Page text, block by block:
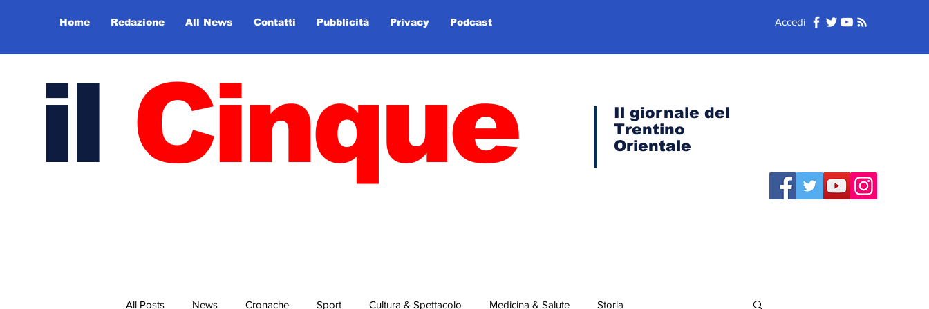
Home Redazione All News Contatti Pubblicità Privacy Podcast Accedi
il Cinque
Il giornale del
Trentino
Orientale
All Posts News Cronache Sport Cultura & Spettacolo Medicina & Salute Storia